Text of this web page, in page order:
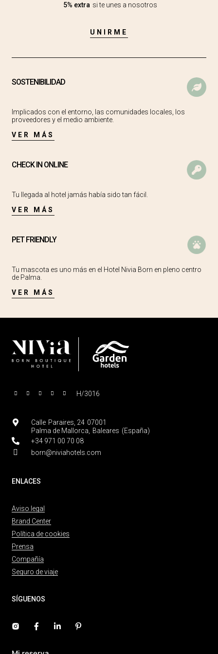
¿El hotel Nivia Born Boutique Hotel está abierto
¿Qué puedo visitar cerca de Nivia Born Boutique
Hotel?
Boutique Hotel?
¿Se paga impuesto turístico en el Nivia Born
5% extra si te unes a nosotros
UNIRME
SOSTENIBILIDAD
Implicados con el entorno, las comunidades locales, los
proveedores y el medio ambiente.
VER MÁS
CHECK IN ONLINE
Tu llegada al hotel jamás había sido tan fácil.
VER MÁS
PET FRIENDLY
Tu mascota es uno más en el Hotel Nivia Born en pleno centro
de Palma.
VER MÁS
H/3016
Calle Paraires, 24 07001
Palma de Mallorca
Baleares (España)
+34 971 00 70 08
born@niviahotels.com
ENLACES
Aviso legal
Brand Center
Política de cookies
Prensa
Compañía
Seguro de viaje
SÍGUENOS